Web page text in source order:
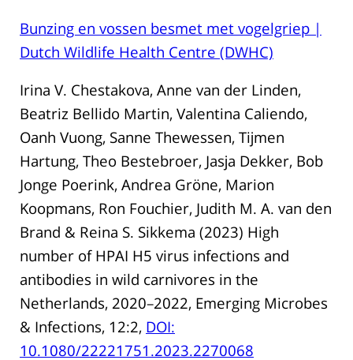
Bunzing en vossen besmet met vogelgriep |
Dutch Wildlife Health Centre (DWHC)
Irina V. Chestakova, Anne van der Linden,
Beatriz Bellido Martin, Valentina Caliendo,
Oanh Vuong, Sanne Thewessen, Tijmen
Hartung, Theo Bestebroer, Jasja Dekker, Bob
Jonge Poerink, Andrea Gröne, Marion
Koopmans, Ron Fouchier, Judith M. A. van den
Brand & Reina S. Sikkema (2023) High
number of HPAI H5 virus infections and
antibodies in wild carnivores in the
Netherlands, 2020–2022, Emerging Microbes
& Infections, 12:2, DOI:
10.1080/22221751.2023.2270068